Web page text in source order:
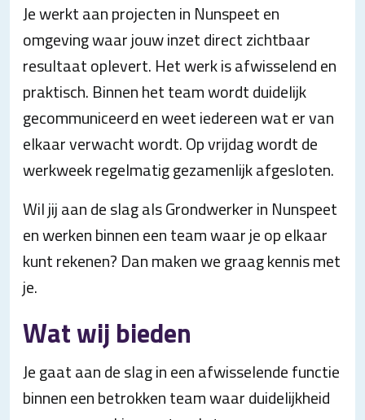
Je werkt aan projecten in Nunspeet en
omgeving waar jouw inzet direct zichtbaar
resultaat oplevert. Het werk is afwisselend en
praktisch. Binnen het team wordt duidelijk
gecommuniceerd en weet iedereen wat er van
elkaar verwacht wordt. Op vrijdag wordt de
werkweek regelmatig gezamenlijk afgesloten.
Wil jij aan de slag als Grondwerker in Nunspeet
en werken binnen een team waar je op elkaar
kunt rekenen? Dan maken we graag kennis met
je.
Wat wij bieden
Je gaat aan de slag in een afwisselende functie
binnen een betrokken team waar duidelijkheid